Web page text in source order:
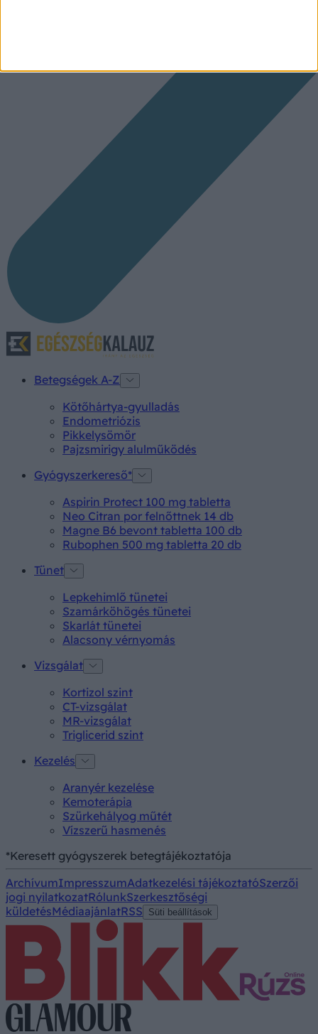
Betegségek A-Z
Kötőhártya-gyulladás
Endometriózis
Pikkelysömör
Pajzsmirigy alulműködés
Gyógyszerkereső*
Aspirin Protect 100 mg tabletta
Neo Citran por felnőttnek 14 db
Magne B6 bevont tabletta 100 db
Rubophen 500 mg tabletta 20 db
Tünet
Lepkehimlő tünetei
Szamárköhögés tünetei
Skarlát tünetei
Alacsony vérnyomás
Vizsgálat
Kortizol szint
CT-vizsgálat
MR-vizsgálat
Triglicerid szint
Kezelés
Aranyér kezelése
Kemoterápia
Szürkehályog műtét
Vízszerű hasmenés
*Keresett gyógyszerek betegtájékoztatója
ArchívumImpresszumAdatkezelési tájékoztatóSzerzői
jogi nyilatkozatRólunkSzerkesztőségi
küldetésMédiaajánlatRSS Süti beállítások